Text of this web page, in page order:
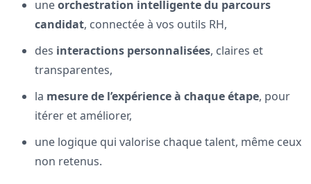
uneorchestration intelligente du parcours
candidat, connectée à vos outils RH,
des interactions personnalisées, claires et
transparentes,
la mesure de l’expérience à chaque étape, pour
itérer et améliorer,
une logique qui valorise chaque talent, même ceux
non retenus.